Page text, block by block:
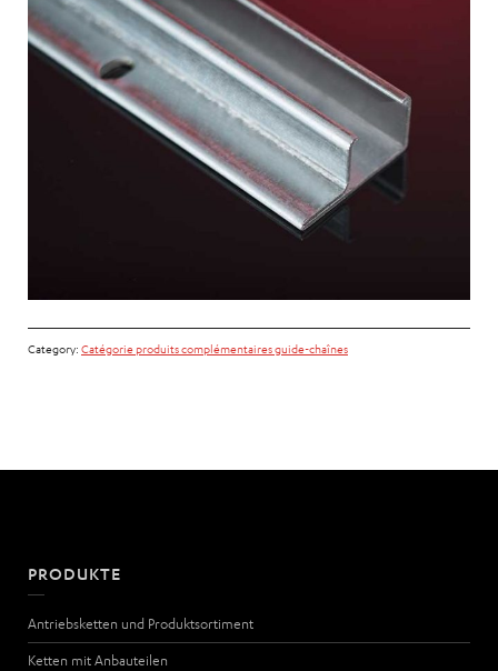
Category: Catégorie produits complémentaires guide-chaînes
PRODUKTE
Antriebsketten und Produktsortiment
Ketten mit Anbauteilen